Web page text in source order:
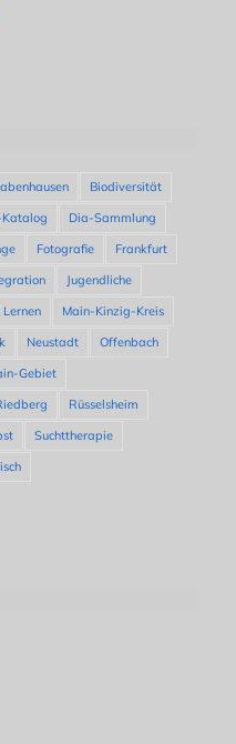
Biodiversität
Dia-Sammlung
Fotografie
Frankfurt
Jugendliche
Lernen
Main-Kinzig-Kreis
Neustadt
Offenbach
Gebiet
Rüsselsheim
Suchttherapie